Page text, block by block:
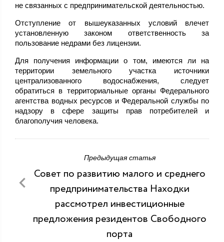
не связанных с предпринимательской деятельностью.
Отступление от вышеуказанных условий влечет
установленную законом ответственность за
пользование недрами без лицензии.
Для получения информации о том, имеются ли на
территории земельного участка источники
централизованного водоснабжения, следует
обратиться в территориальные органы Федерального
агентства водных ресурсов и Федеральной службы по
надзору в сфере защиты прав потребителей и
благополучия человека.
Предыдущая статья
Совет по развитию малого и среднего
предпринимательства Находки
рассмотрел инвестиционные
предложения резидентов Свободного
порта